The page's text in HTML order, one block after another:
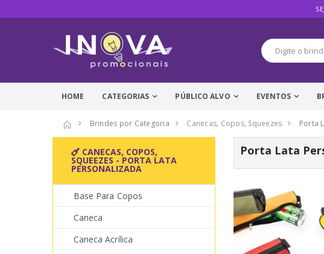
HOME CATEGORIAS PÚBLICO ALVO EVENTOS
Brindes por Categoria Canecas, Copos, Squeezes Porta
Porta Lata
CANECAS, COPOS,
SQUEEZES - PORTA LATA
PERSONALIZADA
Base Para Copos
Caneca
Caneca Acrílica